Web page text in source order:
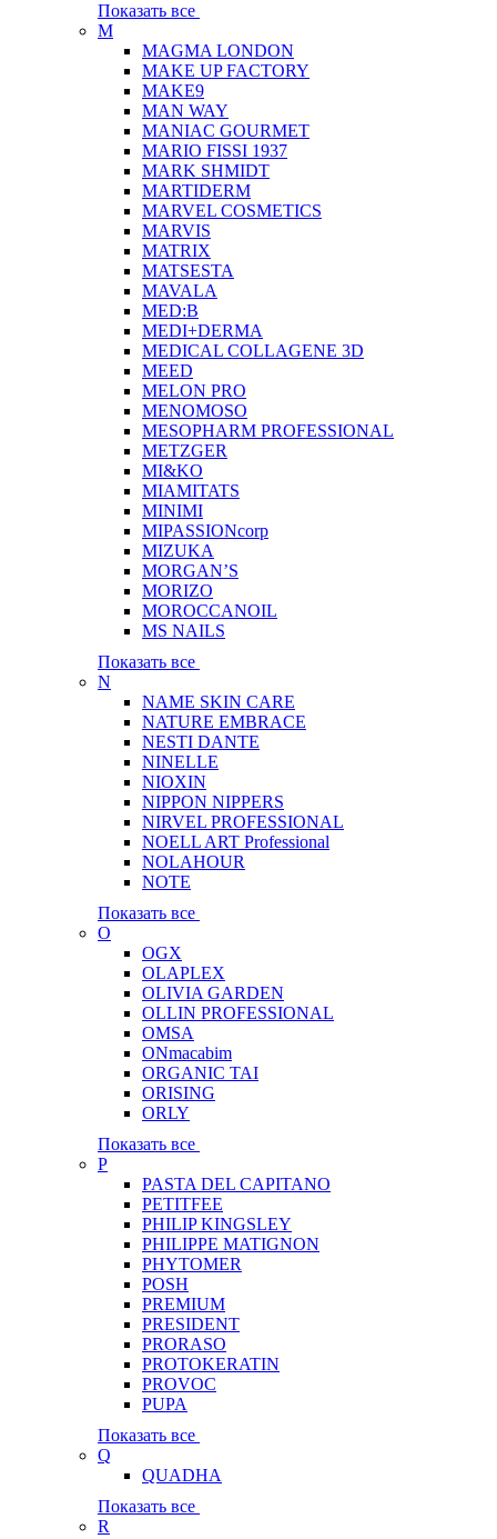
Показать все
M
MAGMA LONDON
MAKE UP FACTORY
MAKE9
MAN WAY
MANIAC GOURMET
MARIO FISSI 1937
MARK SHMIDT
MARTIDERM
MARVEL COSMETICS
MARVIS
MATRIX
MATSESTA
MAVALA
MED:B
MEDI+DERMA
MEDICAL COLLAGENE 3D
MEED
MELON PRO
MENOMOSO
MESOPHARM PROFESSIONAL
METZGER
MI&KO
MIAMITATS
MINIMI
MIPASSIONcorp
MIZUKA
MORGAN’S
MORIZO
MOROCCANOIL
MS NAILS
Показать все
N
NAME SKIN CARE
NATURE EMBRACE
NESTI DANTE
NINELLE
NIOXIN
NIPPON NIPPERS
NIRVEL PROFESSIONAL
NOELL ART Professional
NOLAHOUR
NOTE
Показать все
O
OGX
OLAPLEX
OLIVIA GARDEN
OLLIN PROFESSIONAL
OMSA
ONmacabim
ORGANIC TAI
ORISING
ORLY
Показать все
P
PASTA DEL CAPITANO
PETITFEE
PHILIP KINGSLEY
PHILIPPE MATIGNON
PHYTOMER
POSH
PREMIUM
PRESIDENT
PRORASO
PROTOKERATIN
PROVOC
PUPA
Показать все
Q
QUADHA
Показать все
R